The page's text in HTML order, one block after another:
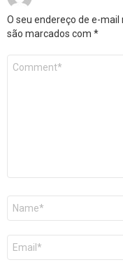
O seu endereço de e-mail
são marcados com *
Comentário
Nome
E-
mail
*